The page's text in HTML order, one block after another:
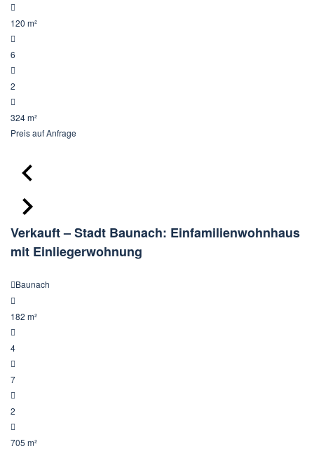
120 m²
6
2
324 m²
Preisauf Anfrage
Verkauft – Stadt Baunach: Einfamilienwohnhaus
mit Einliegerwohnung
Baunach
182 m²
4
7
2
705 m²